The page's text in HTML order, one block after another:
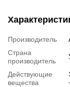
Производитель
Страна
производитель
Действующие
вещества